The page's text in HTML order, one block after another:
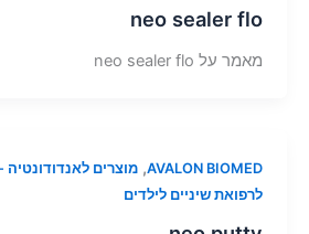
neo sealer flo
מאמר על neo sealer flo
AVALON BIOMED
, מוצרים לאנדודונטיה
לרפואת שיניים לילדים